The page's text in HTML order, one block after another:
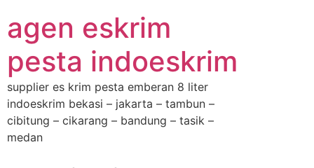
agen eskrim
pesta indoeskrim
supplier es krim pesta emberan 8 liter
indoeskrim bekasi – jakarta – tambun –
cibitung – cikarang – bandung – tasik –
medan